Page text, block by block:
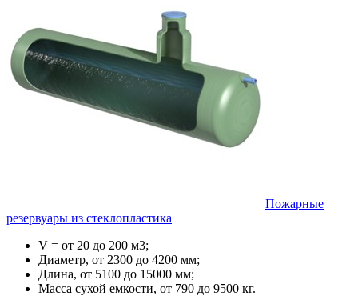
Пожарные
резервуары из стеклопластика
V = от 20 до 200 м3;
Диаметр, от 2300 до 4200 мм;
Длина, от 5100 до 15000 мм;
Масса сухой емкости, от 790 до 9500 кг.